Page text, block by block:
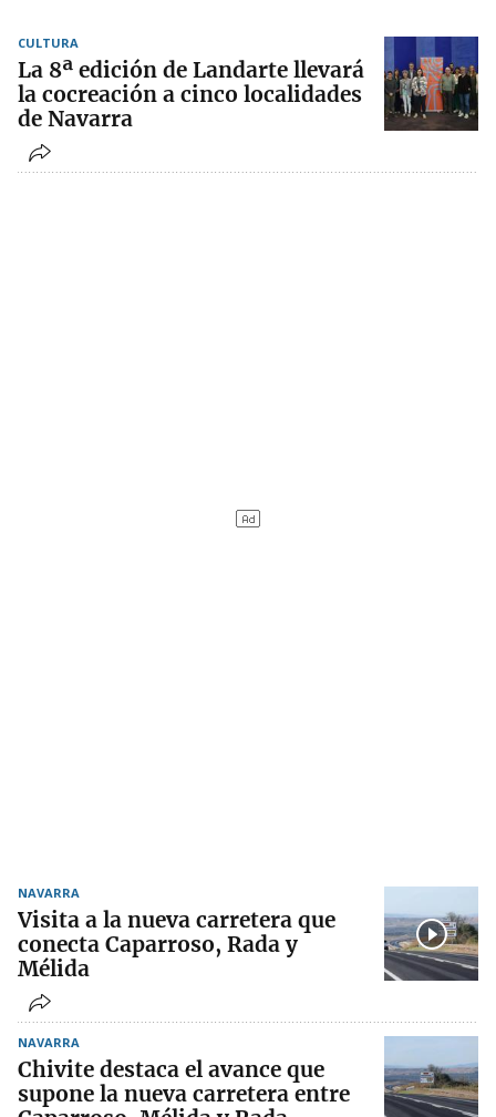
CULTURA
La 8ª edición de Landarte llevará
la cocreación a cinco localidades
de Navarra
NAVARRA
Visita a la nueva carretera que
conecta Caparroso, Rada y
Mélida
NAVARRA
Chivite destaca el avance que
supone la nueva carretera entre